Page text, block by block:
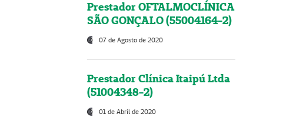
Prestador OFTALMOCLÍNICA
SÃO GONÇALO (55004164-2)
07 de Agosto de 2020
Prestador Clínica Itaipú Ltda
(51004348-2)
01 de Abril de 2020